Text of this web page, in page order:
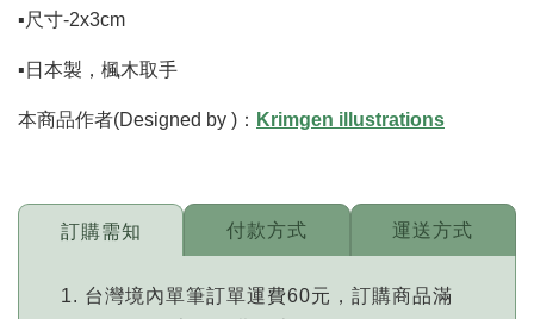
▪️尺寸-2x3cm
▪️日本製，楓木取手
本商品作者(Designed by )： Krimgen illustrations
訂購需知
台灣境內單筆訂單運費60元，訂購商品滿
付款方式 運送方式